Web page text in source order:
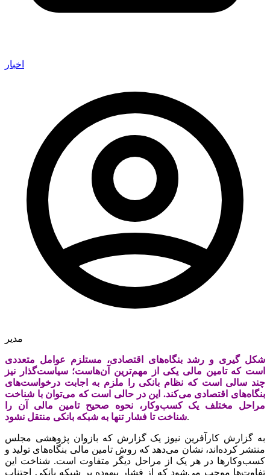
اخبار
مدیر
شکل گیری و رشد بنگاه‌های اقتصادی، مستلزم عوامل متعددی
است که تامین مالی یکی از مهم‌ترین آن‌هاست؛ سیاست‌گذار نیز
چند سالی است که نظام بانکی را ملزم به اجابت درخواست‌های
بنگاه‌های اقتصادی می‌کند. این در حالی است که می‌توان با شناخت
مراحل مختلف یک کسب‌وکار، نحوه صحیح تامین مالی آن را
شناخت تا فشار تنها به شبکه بانکی منتقل نشود.
به گزارش کارآفرین نیوز یک گزارش که بازوان پژوهشی مجلس
منتشر کرده‌اند، نشان می‌دهد که روش تامین مالی بنگاه‌های تولید و
کسب‌وکارها در هر یک از مراحل دیگر متفاوت است. شناخت این
تفاوت‌ها موجب می‌شود که از فشار بیهوده بر شبکه بانکی اجتناب